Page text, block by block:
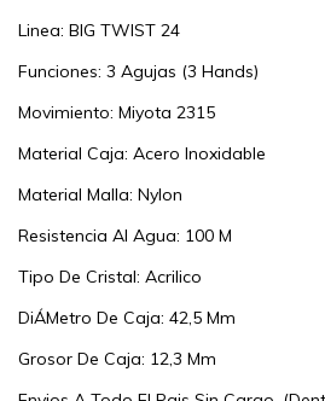
Linea: BIG TWIST 24
Funciones: 3 Agujas (3 Hands)
Movimiento: Miyota 2315
Material Caja: Acero Inoxidable
Material Malla: Nylon
Resistencia Al Agua: 100 M
Tipo De Cristal: Acrilico
DiÁMetro De Caja: 42,5 Mm
Grosor De Caja: 12,3 Mm